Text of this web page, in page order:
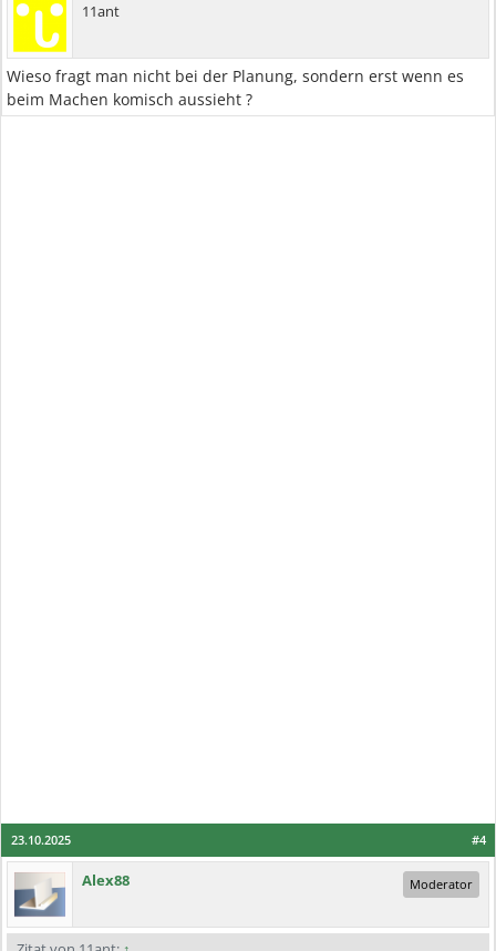
11ant
Wieso fragt man nicht bei der Planung, sondern erst wenn es
beim Machen komisch aussieht ?
#4
23.10.2025
Alex88 Moderator